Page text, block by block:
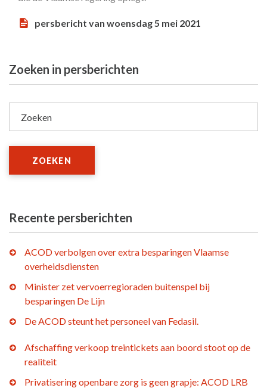
persbericht van woensdag 5 mei 2021
Zoeken in persberichten
Zoeken
ZOEKEN
Recente persberichten
ACOD verbolgen over extra besparingen Vlaamse
overheidsdiensten
Minister zet vervoerregioraden buitenspel bij
besparingen De Lijn
De ACOD steunt het personeel van Fedasil.
Afschaffing verkoop treintickets aan boord stoot op de
realiteit
Privatisering openbare zorg is geen grapje: ACOD LRB